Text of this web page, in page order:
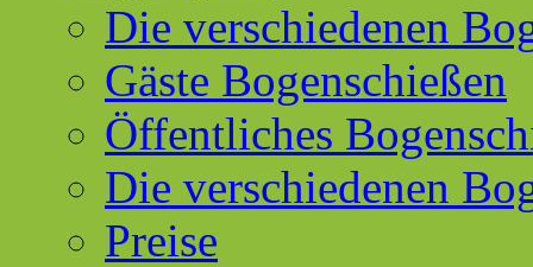
Die verschiedenen
Gäste Bogenschießen
Öffentliches
Die verschiedenen
Preise